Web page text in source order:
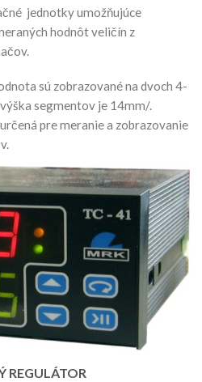
jednotky umožňujúce
hodnôt veličín z
sú zobrazované na dvoch 4-
segmentov je 14mm/.
pre meranie a zobrazovanie
REGULÁTOR